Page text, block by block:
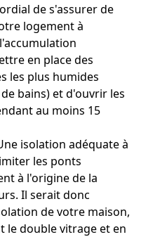
de s'assurer de
logement à
en place des
les plus humides
bains) et d'ouvrir les
au moins 15
isolation adéquate à
les ponts
à l'origine de la
Il serait donc
de votre maison,
le double vitrage et en